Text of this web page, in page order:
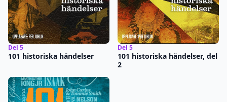
Del 5
101 historiska händelser
Del 5
101 historiska händelser, del
2